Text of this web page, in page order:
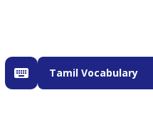
Tamil Vocabulary